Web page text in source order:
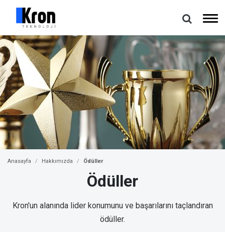
Anasayfa Hakkımızda Ödüller
Ödüller
Kron'un alanında lider konumunu ve başarılarını taçlandıran
ödüller.